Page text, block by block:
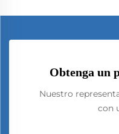
Obtenga un
Nuestro
con